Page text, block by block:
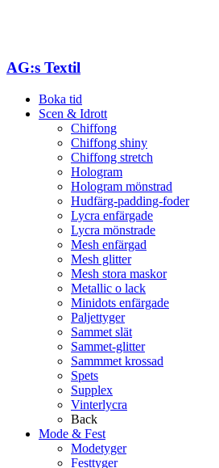
AG:s Textil
Boka tid
Scen & Idrott
Chiffong
Chiffong shiny
Chiffong stretch
Hologram
Hologram mönstrad
Hudfärg-padding-foder
Lycra enfärgade
Lycra mönstrade
Mesh enfärgad
Mesh glitter
Mesh stora maskor
Metallic o lack
Minidots enfärgade
Paljettyger
Sammet slät
Sammet-glitter
Sammmet krossad
Spets
Supplex
Vinterlycra
Back
Mode & Fest
Modetyger
Festtyger